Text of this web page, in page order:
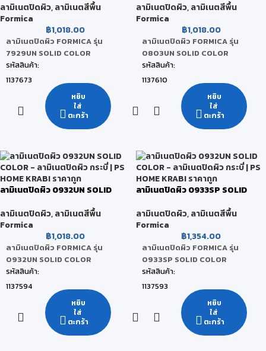
ลามิเนตปิดผิว,ลามิเนตสีพื้น
Formica
฿1,018.00
ลามิเนตปิดผิว FORMICA รุ่น
7929UN SOLID COLOR
รหัสสินค้า:
1137673
FORMICA
ขนาดสินค้า:
122 x 244 x 0.08 CM
หน่วยนับ:
สถานะสินค้า:
สินค้าพร้อมส่ง (จัดส่งภายใน 2-5 วัน)
หยิบ
ใส่
ตะกร้า
ลามิเนตปิดผิว,ลามิเนตสีพื้น
Formica
฿1,018.00
ลามิเนตปิดผิว FORMICA รุ่น
0803UN SOLID COLOR
รหัสสินค้า:
1137610
FORMICA
ขนาดสินค้า:
122 x 244 x 0.08 CM
หน่วยนับ:
สถานะสินค้า:
สินค้าพร้อมส่ง (จัดส่งภายใน 2-5 วัน)
หยิบ
ใส่
ตะกร้า
ลามิเนตปิดผิว 0932UN SOLID
ลามิเนตปิดผิว,ลามิเนตสีพื้น
Formica
฿1,018.00
ลามิเนตปิดผิว FORMICA รุ่น
0932UN SOLID COLOR
รหัสสินค้า:
1137594
FORMICA
หยิบ
ใส่
ตะกร้า
ลามิเนตปิดผิว 0933SP SOLID
ลามิเนตปิดผิว,ลามิเนตสีพื้น
Formica
฿1,354.00
ลามิเนตปิดผิว FORMICA รุ่น
0933SP SOLID COLOR
รหัสสินค้า:
1137593
FORMICA
หยิบ
ใส่
ตะกร้า